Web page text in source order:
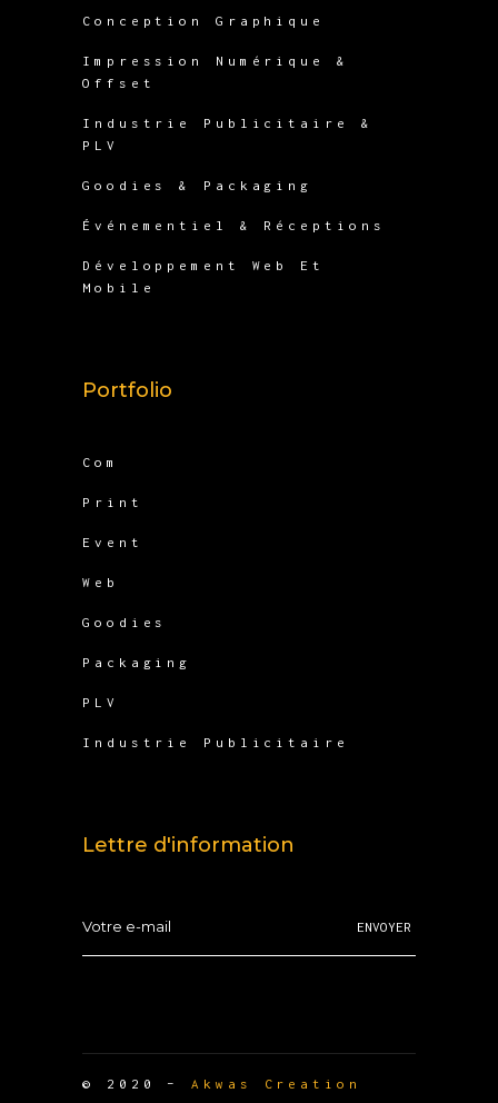
Conception Graphique
Impression Numérique &
Offset
Industrie Publicitaire &
PLV
Goodies & Packaging
Événementiel & Réceptions
Développement Web Et
Mobile
Portfolio
Com
Print
Event
Web
Goodies
Packaging
PLV
Industrie Publicitaire
Lettre d'information
ENVOYER
© 2020 –Akwas Creation